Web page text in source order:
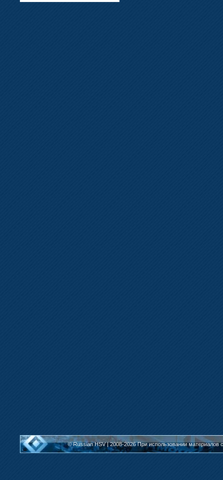
© Russian HSV | 2008-2026При использовании материалов